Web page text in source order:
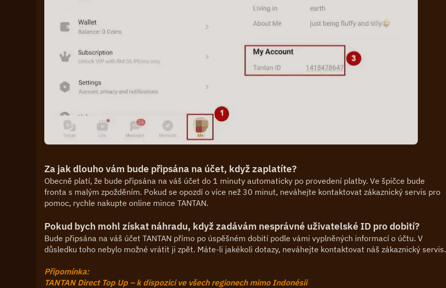
Za jak dlouho vám bude připsána na účet, když zaplatíte?
Obecně platí, že bude připsána na váš účet do 1 minuty automaticky po provedení platby. Ve špičce bude
fronta s malým zpožděním. Pokud se opozdí o více než 30 minut, neváhejte kontaktovat zákaznický servis pro
pomoc, rychle nakupte online mince TANTAN.
Pokud bych mohl získat náhradu, když zadávám nesprávné uživatelské ID pro dobití?
Bude připsána na váš účet TANTAN přímo po úspěšném dobití podle vámi vyplněných informací o účtu. V
důsledku toho nebylo možné vrátit ji zpět. Máte-li jakékoli dotazy, neváhejte kontaktovat náš zákaznický servis.
Připomínka:
TANTAN Direct Top Up – k dispozici ve všech regionech mimo Indonésii